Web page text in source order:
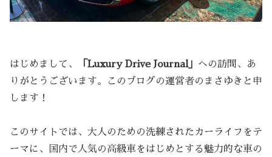
はじめまして、 「Luxury Drive Journal」 への訪問、あ
りがとうございます。このブログの運営者のまさゆきと申
します！
このサイトでは、大人のための洗練されたカーライフをテ
ーマに、国内で人気の高級車をはじめとする魅力的な車の